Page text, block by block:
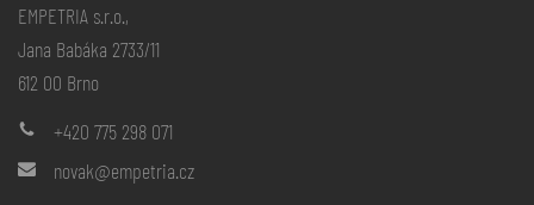
EMPETRIA s.r.o.,
Jana Babáka 2733/11
612 00 Brno
+420 775 298 071
novak@empetria.cz